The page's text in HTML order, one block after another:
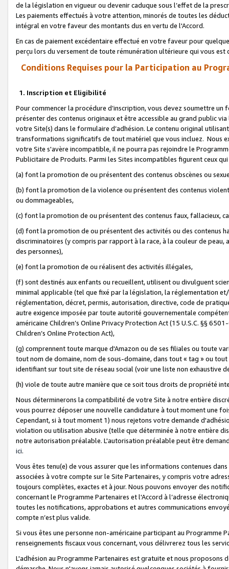
de la législation en vigueur ou devenir caduque sous l’effet de la
Les paiements effectués à votre attention, minorés de toutes les
intégral en votre faveur des montants dus en vertu de l'Accord.
En cas de paiement excédentaire effectué en votre faveur pour
perçu lors du versement de toute rémunération ultérieure qui vous est
Conditions Requises pour la Participation au
1. Inscription et Eligibilité
Pour commencer la procédure d’inscription, vous devez soumettre
présenter des contenus originaux et être accessible au grand public
votre Site(s) dans le formulaire d’adhésion. Le contenu original
transformations significatifs de tout matériel que vous incluez. Nous
votre Site s'avère incompatible, il ne pourra pas rejoindre le
Publicitaire de Produits. Parmi les Sites incompatibles figurent ceux
(a) font la promotion de ou présentent des contenus obscènes ou
(b) font la promotion de la violence ou présentent des contenus
ou dommageables,
(c) font la promotion de ou présentent des contenus faux, fallacieux,
(d) font la promotion de ou présentent des activités ou des contenus
discriminatoires (y compris par rapport à la race, à la couleur de
des personnes),
(e) font la promotion de ou réalisent des activités illégales,
(f) sont destinés aux enfants ou recueillent, utilisent ou divulguent
minimal applicable (tel que fixé par la législation, la réglementation
réglementation, décret, permis, autorisation, directive, code de
autre exigence imposée par toute autorité gouvernementale
américaine Children’s Online Privacy Protection Act (15 U.S.C. §§
Children’s Online Protection Act),
(g) comprennent toute marque d'Amazon ou de ses filiales ou toute
tout nom de domaine, nom de sous-domaine, dans tout « tag » ou
identifiant sur tout site de réseau social (voir une liste non exhaustive
(h) viole de toute autre manière que ce soit tous droits de propriété
Nous déterminerons la compatibilité de votre Site à notre entière
vous pourrez déposer une nouvelle candidature à tout moment une
Cependant, si à tout moment 1) nous rejetons votre demande
violation ou utilisation abusive (telle que déterminée à notre entière
notre autorisation préalable. L'autorisation préalable peut être
ici.
Vous êtes tenu(e) de vous assurer que les informations contenues
associées à votre compte sur le Site Partenaires, y compris votre
toujours complètes, exactes et à jour. Nous pouvons envoyer des
concernant le Programme Partenaires et l'Accord à l’adresse
toutes les notifications, approbations et autres communications
compte n’est plus valide.
Si vous êtes une personne non-américaine participant au
renseignements fiscaux vous concernant, vous délivrerez tous les
L'adhésion au Programme Partenaires est gratuite et nous proposons